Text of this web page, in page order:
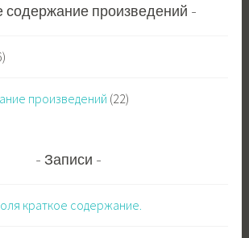
содержание произведений
произведений (22)
Записи
краткое содержание.